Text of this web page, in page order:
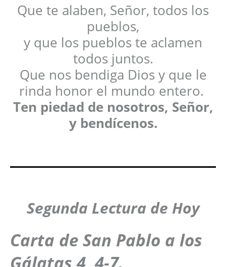
Que te alaben, Señor, todos los
pueblos,
y que los pueblos te aclamen
todos juntos.
Que nos bendiga Dios y que le
rinda honor el mundo entero.
Ten piedad de nosotros, Señor,
y bendícenos.
Segunda Lectura de Hoy
Carta de San Pablo a los